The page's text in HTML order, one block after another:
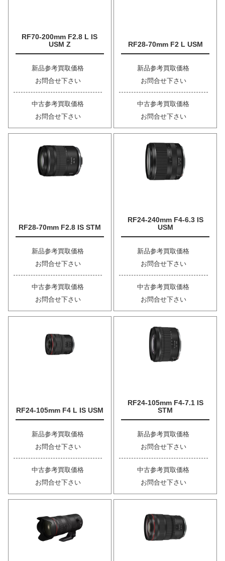
RF70-200mm F2.8 L IS
USM Z
新品参考買取価格
お問合せ下さい
中古参考買取価格
お問合せ下さい
RF28-70mm F2 L USM
新品参考買取価格
お問合せ下さい
中古参考買取価格
お問合せ下さい
RF28-70mm F2.8 IS STM
新品参考買取価格
お問合せ下さい
中古参考買取価格
お問合せ下さい
RF24-240mm F4-6.3 IS
USM
新品参考買取価格
お問合せ下さい
中古参考買取価格
お問合せ下さい
RF24-105mm F4 L IS USM
新品参考買取価格
お問合せ下さい
中古参考買取価格
お問合せ下さい
RF24-105mm F4-7.1 IS
STM
新品参考買取価格
お問合せ下さい
中古参考買取価格
お問合せ下さい